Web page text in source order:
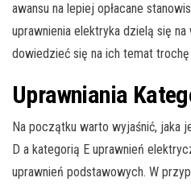
awansu na lepiej opłacane
uprawnienia elektryka dzielą się
dowiedzieć się na ich temat
Uprawniania
Na początku warto wyjaśnić, jaka
D a kategorią E uprawnień
uprawnień podstawowych. W